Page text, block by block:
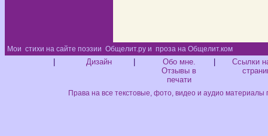
Мои стихи на сайте поэзии Общелит.ру и проза на Общелит.ком
Дизайн
Обо мне.
Отзывы в
печати
Ссылки
Права на все текстовые, фото, видео и аудио